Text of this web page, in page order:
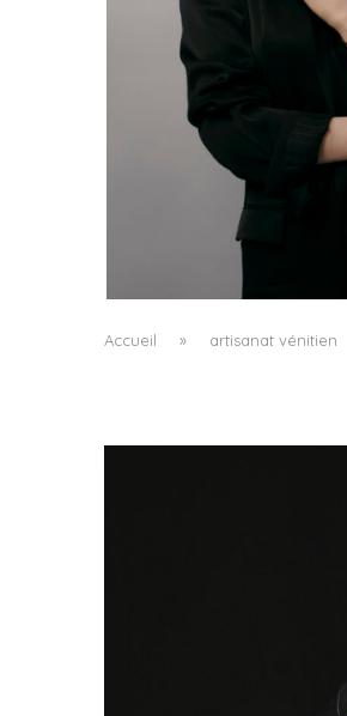
AYAKA MIYOSHI
L’ÉMERGENCE
CARTOGRAPHIE
Accueil » artisanat vénitien